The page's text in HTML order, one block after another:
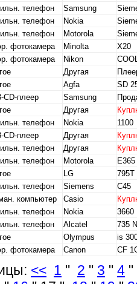
телефон Samsung
телефон Nokia
телефон Motorola
фотокамера Minolta
X20
фотокамера Nikon
Другая
Agfa
SD
CD-плеер Samsung
Другая
телефон Nokia
1100
CD-плеер Другая
телефон Другая
телефон Motorola
E365
LG
795T
телефон Siemens
C45
компьютер Casio
телефон Nokia
3660
телефон Alcatel
735
Olympus
is
фотокамера Canon CF
<< 1 " 2 " 3 " 4 "